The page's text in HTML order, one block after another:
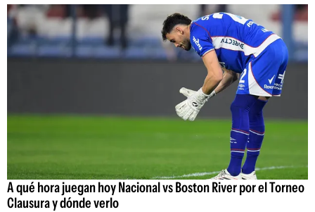
A qué hora juegan hoy Nacional vs Boston River por el Torneo
Clausura y dónde verlo